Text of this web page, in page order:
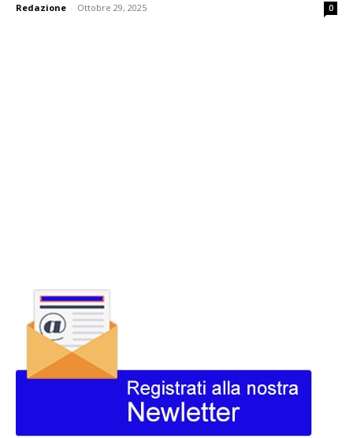
Redazione - Ottobre 29, 2025 0